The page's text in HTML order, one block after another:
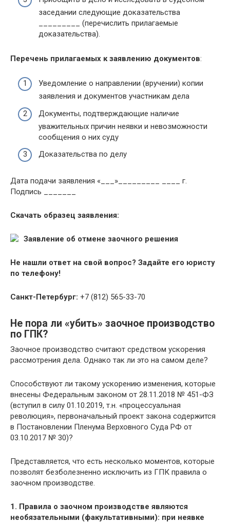
заседании следующие доказательства
_________ (перечислить прилагаемые
доказательства).
Перечень прилагаемых к заявлению документов:
Уведомление о направлении (вручении) копии
заявления и документов участникам дела
Документы, подтверждающие наличие
уважительных причин неявки и невозможности
сообщения о них суду
Доказательства по делу
Дата подачи заявления «___»_________ ____ г.
Подпись _______
Скачать образец заявления:
Заявление об отмене заочного решения
Не нашли ответ на свой вопрос? Задайте его юристу
по телефону!
Санкт-Петербург: +7 (812) 565-33-70
Не пора ли «убить» заочное производство
по ГПК?
Заочное производство считают средством ускорения
рассмотрения дела. Однако так ли это на самом деле?
Способствуют ли такому ускорению изменения, которые
внесены Федеральным законом от 28.11.2018 № 451-ФЗ
(вступил в силу 01.10.2019, т.н. «процессуальная
революция», первоначальный проект закона содержится
в Постановлении Пленума Верховного Суда РФ от
03.10.2017 № 30)?
Представляется, что есть несколько моментов, которые
позволят безболезненно исключить из ГПК правила о
заочном производстве.
1. Правила о заочном производстве являются
необязательными (факультативными): при неявке